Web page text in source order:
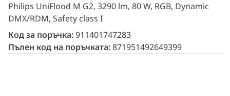
Philips UniFlood M G2, 3290 lm, 80 W, RGB, Dynamic
DMX/RDM, Safety class I
Код за поръчка:911401747283
Пълен код на поръчката:871951492649399